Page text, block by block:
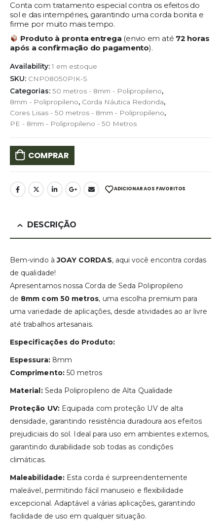
Conta com tratamento especial contra os efeitos do
sol e das intempéries, garantindo uma corda bonita e
firme por muito mais tempo.
Produto à pronta entrega (envio em até 72 horas
após a confirmação do pagamento).
Availability:1 em estoque
SKU: CNP08050PIK-S
Categorias: 50 metros - 8mm - Polipropileno,
8mm - Polipropileno, Corda Náutica Redonda,
Cores Lisas - 50 metros - 8mm - Polipropileno,
PE - 8mm - Polipropileno - 50 Metros
COMPRAR
ADICIONAR AOS FAVORITOS
DESCRIÇÃO
Bem-vindo àJOAY CORDAS, aqui você encontra cordas
de qualidade!
Apresentamos nossa Corda de Seda Polipropileno
de 8mm com 50 metros, uma escolha premium para
uma variedade de aplicações, desde atividades ao ar livre
até trabalhos artesanais.
Especificações do Produto:
Espessura:8mm
Comprimento:50 metros
Material:Seda Polipropileno de Alta Qualidade
Proteção UV:Equipada com proteção UV de alta
densidade, garantindo resistência duradoura aos efeitos
prejudiciais do sol. Ideal para uso em ambientes externos,
garantindo durabilidade sob todas as condições
climáticas.
Maleabilidade:Esta corda é surpreendentemente
maleável, permitindo fácil manuseio e flexibilidade
excepcional. Adaptável a várias aplicações, garantindo
facilidade de uso em qualquer situação.